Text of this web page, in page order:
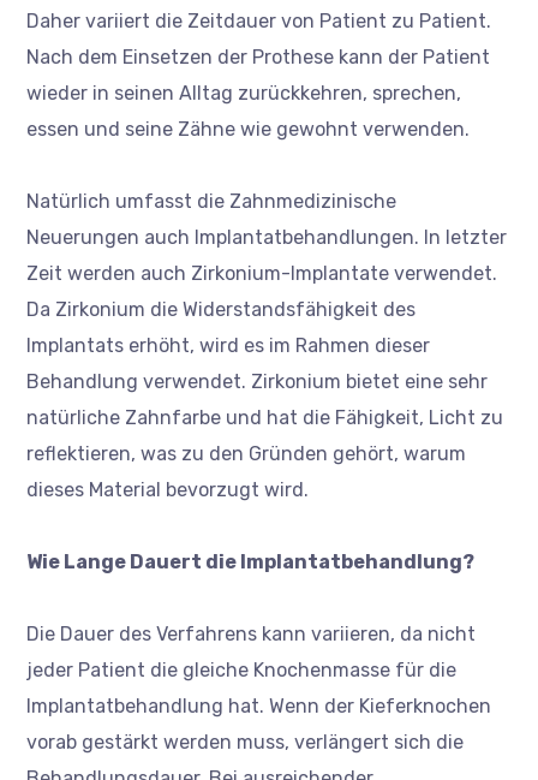
Daher variiert die Zeitdauer von Patient zu Patient.
Nach dem Einsetzen der Prothese kann der Patient
wieder in seinen Alltag zurückkehren, sprechen,
essen und seine Zähne wie gewohnt verwenden.
Natürlich umfasst die Zahnmedizinische
Neuerungen auch Implantatbehandlungen. In letzter
Zeit werden auch Zirkonium-Implantate verwendet.
Da Zirkonium die Widerstandsfähigkeit des
Implantats erhöht, wird es im Rahmen dieser
Behandlung verwendet. Zirkonium bietet eine sehr
natürliche Zahnfarbe und hat die Fähigkeit, Licht zu
reflektieren, was zu den Gründen gehört, warum
dieses Material bevorzugt wird.
Wie Lange Dauert die Implantatbehandlung?
Die Dauer des Verfahrens kann variieren, da nicht
jeder Patient die gleiche Knochenmasse für die
Implantatbehandlung hat. Wenn der Kieferknochen
vorab gestärkt werden muss, verlängert sich die